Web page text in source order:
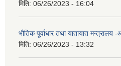
मिति: 06/26/2023 - 16:04
भौतिक पूर्वाधार तथा यातायात
मिति: 06/26/2023 - 13:32